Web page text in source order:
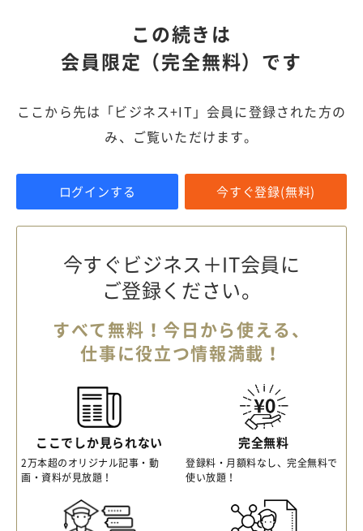
この続きは
会員限定（完全無料）です
ここから先は「ビジネス+IT」会員に登録された方の
み、ご覧いただけます。
ログインする 今すぐ登録(無料)
今すぐビジネス＋IT会員に
ご登録ください。
すべて無料！今日から使える、
仕事に役立つ情報満載！
ここでしか見られない
2万本超のオリジナル記事・動
画・資料が見放題！
完全無料
登録料・月額料なし、完全無料で
使い放題！